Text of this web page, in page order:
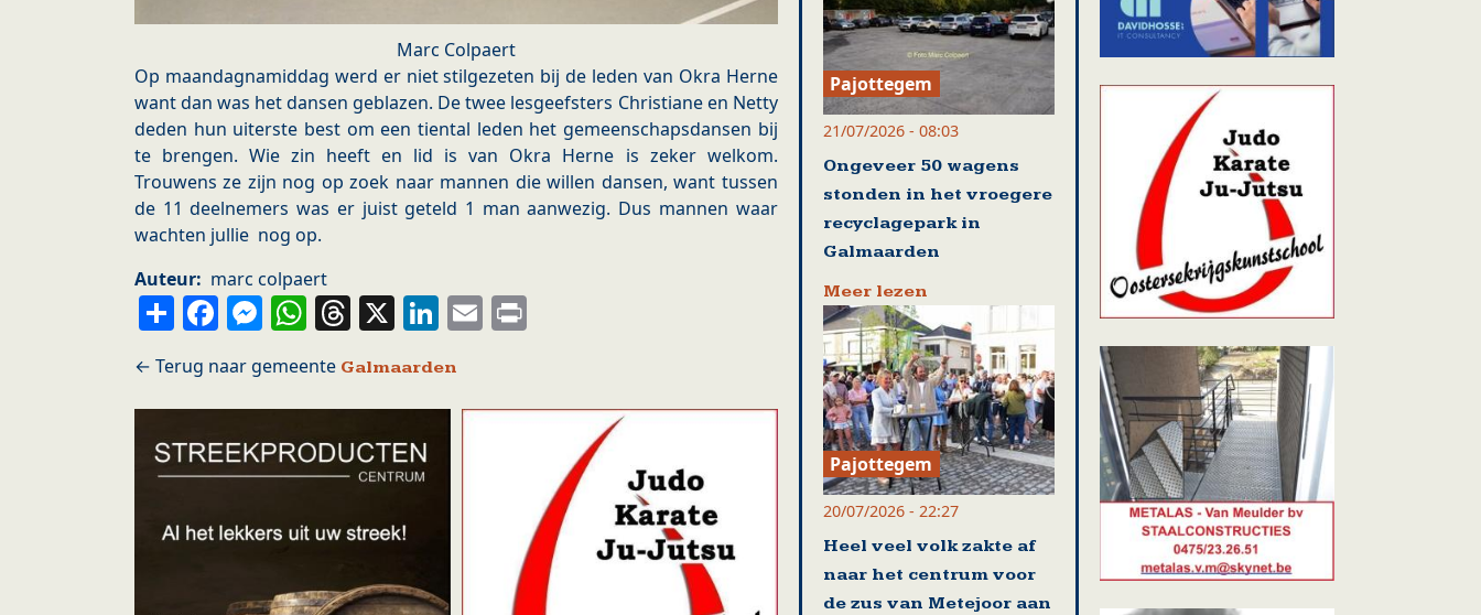
Marc Colpaert
Op maandagnamiddag werd er niet stilgezeten bij de leden van Okra Herne
want dan was het dansen geblazen. De twee lesgeefsters Christiane en Netty
deden hun uiterste best om een tiental leden het gemeenschapsdansen bij
te brengen. Wie zin heeft en lid is van Okra Herne is zeker welkom.
Trouwens ze zijn nog op zoek naar mannen die willen dansen, want tussen
de 11 deelnemers was er juist geteld 1 man aanwezig. Dus mannen waar
wachten jullie nog op.
Auteur
marc colpaert
ShareFacebook
Messenger
WhatsApp
Threads
X LinkedIn
Email
Galmaarden
Pajottegem
21/07/2026 - 08:03
Ongeveer 50 wagens
stonden in het vroegere
recyclagepark in
Galmaarden
Meer lezen
Pajottegem
20/07/2026 - 22:27
Heel veel volk zakte af
naar het centrum voor
de zus van Metejoor aan